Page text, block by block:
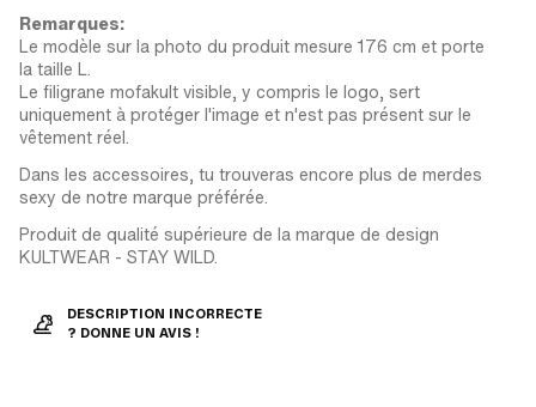
Remarques:
Le modèle sur la photo du produit mesure 176 cm et porte
la taille L.
Le filigrane mofakult visible, y compris le logo, sert
uniquement à protéger l'image et n'est pas présent sur le
vêtement réel.
Dans les accessoires, tu trouveras encore plus de merdes
sexy de notre marque préférée.
Produit de qualité supérieure de la marque de design
KULTWEAR - STAY WILD.
DESCRIPTION INCORRECTE
? DONNE UN AVIS !